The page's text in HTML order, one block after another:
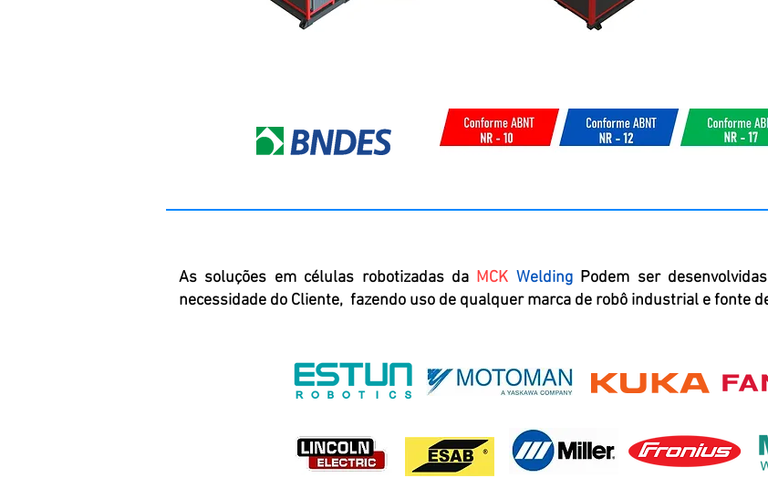
As soluções em células robotizadas da MCK WeldingPodem ser
necessidade do Cliente, fazendo uso de qualquer marca de robô industrial e fonte